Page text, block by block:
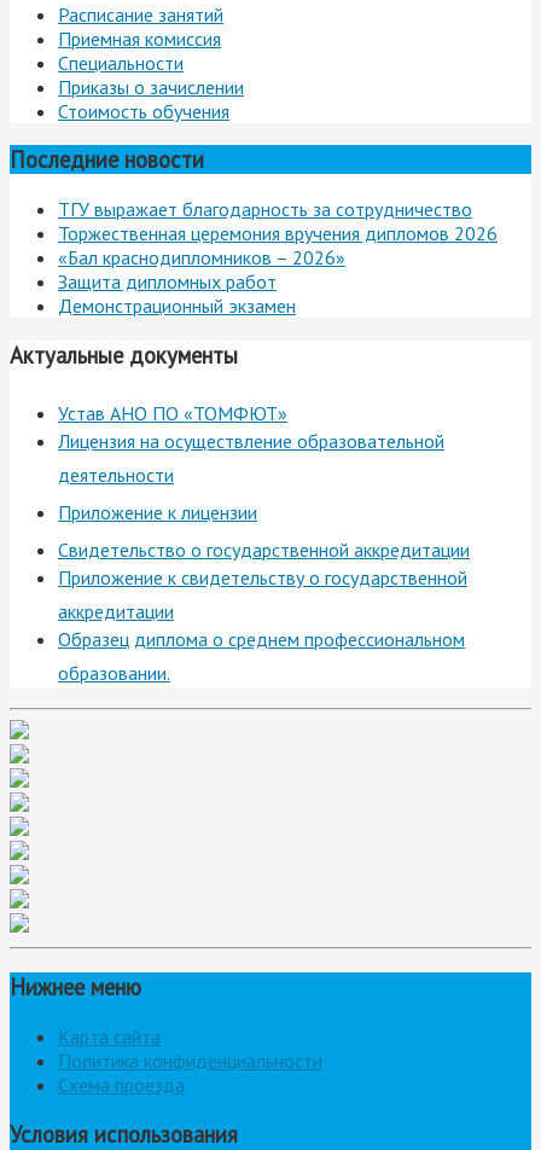
Расписание занятий
Приемная комиссия
Специальности
Приказы о зачислении
Стоимость обучения
Последние новости
ТГУ выражает благодарность за сотрудничество
Торжественная церемония вручения дипломов 2026
«Бал краснодипломников – 2026»
Защита дипломных работ
Демонстрационный экзамен
Актуальные документы
Устав АНО ПО «ТОМФЮТ»
Лицензия на осуществление образовательной
деятельности
Приложение к лицензии
Свидетельство о государственной аккредитации
Приложение к свидетельству о государственной
аккредитации
Образец диплома о среднем профессиональном
образовании.
Нижнее меню
Карта сайта
Политика конфиденциальности
Схема проезда
Условия использования